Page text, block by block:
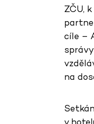
ZČU,
cíle –
na
v